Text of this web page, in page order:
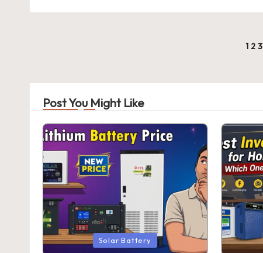
1 2 3
Post You Might Like
Posted
Solar Battery
Posted